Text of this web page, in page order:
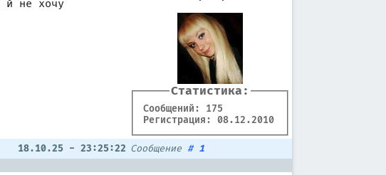
й не хочу
Статистика:
Сообщений: 175
Регистрация: 08.12.2010
18.10.25 - 23:25:22 Сообщение # 1